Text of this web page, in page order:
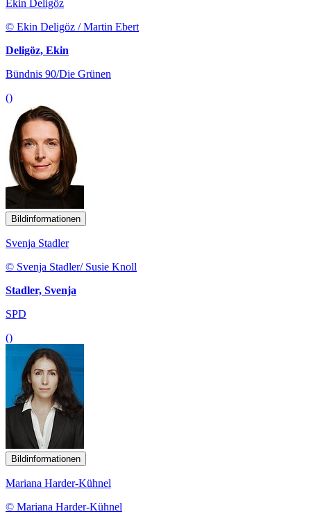
Ekin Deligöz
© Ekin Deligöz / Martin Ebert
Deligöz, Ekin
Bündnis 90/Die Grünen
()
Bildinformationen
Svenja Stadler
© Svenja Stadler/ Susie Knoll
Stadler, Svenja
SPD
()
Bildinformationen
Mariana Harder-Kühnel
© Mariana Harder-Kühnel